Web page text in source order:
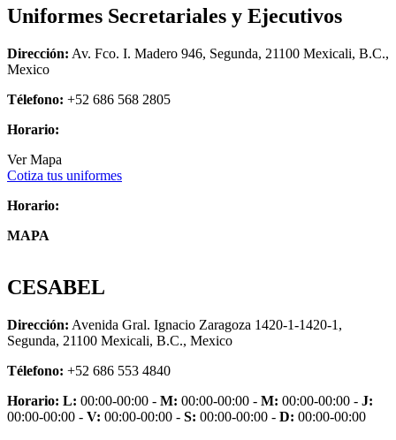
Uniformes Secretariales y Ejecutivos
Dirección: Av. Fco. I. Madero 946, Segunda, 21100 Mexicali, B.C.,
Mexico
Télefono: +52 686 568 2805
Horario:
Ver Mapa
Cotiza tus uniformes
Horario:
MAPA
CESABEL
Dirección: Avenida Gral. Ignacio Zaragoza 1420-1-1420-1,
Segunda, 21100 Mexicali, B.C., Mexico
Télefono: +52 686 553 4840
Horario: L: 00:00-00:00 - M: 00:00-00:00 - M: 00:00-00:00 - J:
00:00-00:00 - V: 00:00-00:00 - S: 00:00-00:00 - D: 00:00-00:00